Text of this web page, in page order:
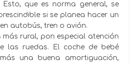
que es norma general, se
si se planea hacer un
autobús, tren o avión.
más rural, pon especial atención
las ruedas. El coche de bebé
una buena amortiguación,